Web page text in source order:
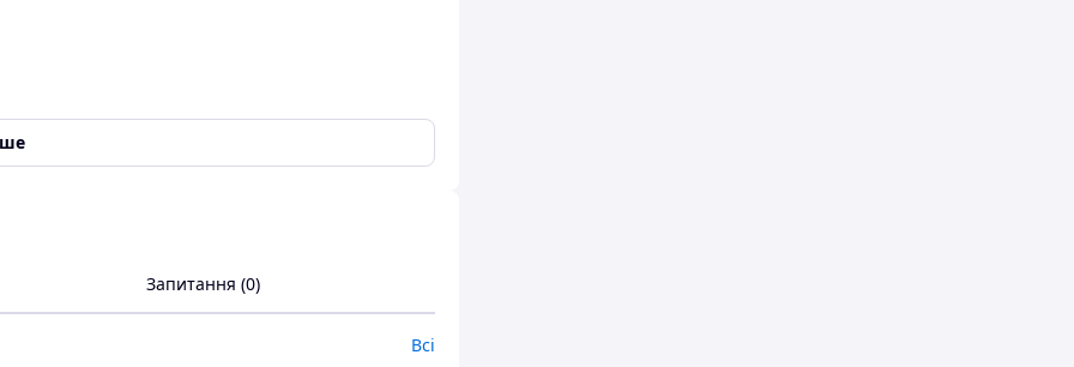
хочуть насолоджуватись своїм улюбленим чаєм
Запитання (0)
Всі